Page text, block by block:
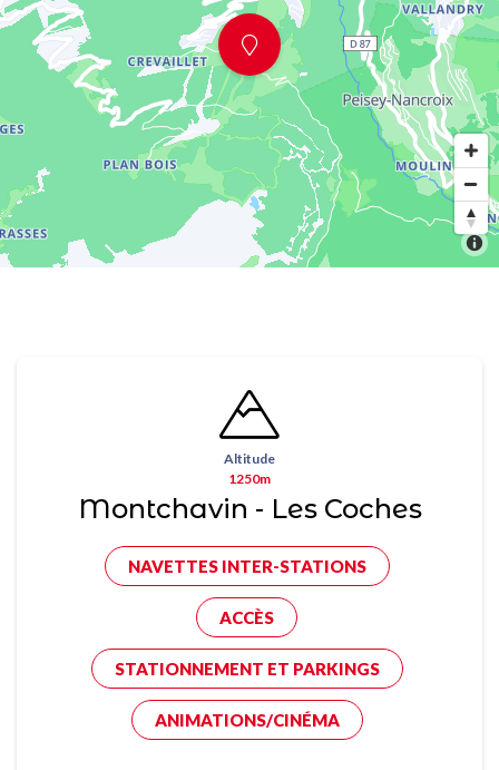
Altitude
1250m
Montchavin - Les Coches
NAVETTES INTER-STATIONS
ACCÈS
STATIONNEMENT ET PARKINGS
ANIMATIONS/CINÉMA